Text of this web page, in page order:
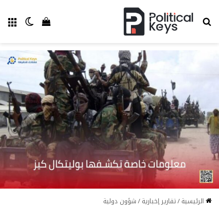
إستعراض بحث عن
الرئيسية/تقارير إخبارية/شؤون دولية